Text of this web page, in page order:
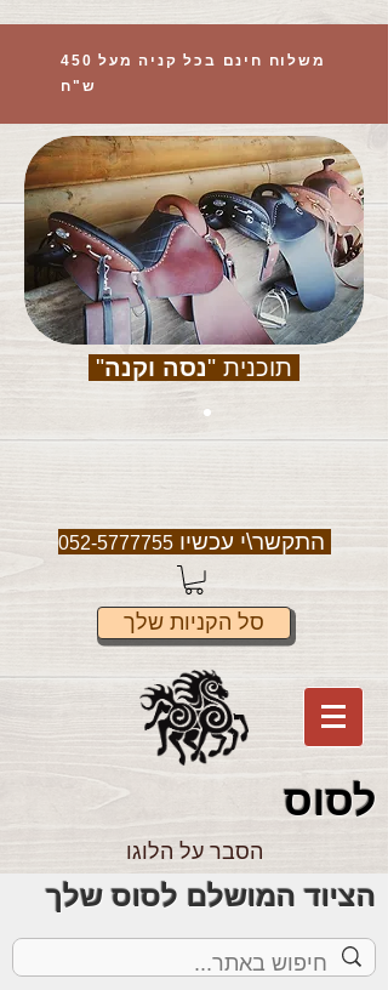
משלוח חינם בכל קניה מעל 450
ש"ח
תוכנית "נסה וקנה"
התקשר\י עכשיו052-5777755
סל הקניות שלך
לסוס
הסבר על הלוגו
הציוד המושלם לסוס שלך